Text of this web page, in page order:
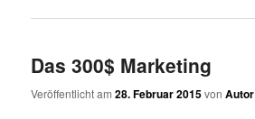
Das 300$ Marketing
Veröffentlicht am28. Februar 2015vonAutor